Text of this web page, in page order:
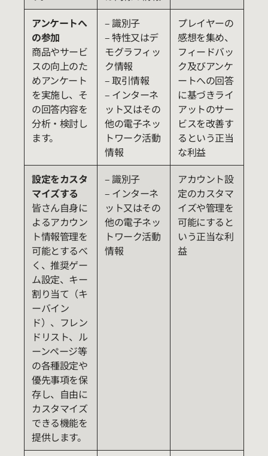
アンケートへ
の参加
商品やサービ
スの向上のた
めアンケート
を実施し、そ
の回答内容を
分析・検討し
ます。
– 識別子
– 特性又はデ
モグラフィッ
ク情報
– 取引情報
– インターネ
ット又はその
他の電子ネッ
トワーク活動
情報
プレイヤーの
感想を集め、
フィードバッ
ク及びアンケ
ートへの回答
に基づきライ
アットのサー
ビスを改善す
るという正当
な利益
設定をカスタ
マイズする
皆さん自身に
よるアカウン
ト情報管理を
可能とするべ
く、推奨ゲー
ム設定、キー
割り当て（キ
ーバイン
ド）、フレン
ドリスト、ル
ーンページ等
の各種設定や
優先事項を保
存し、自由に
カスタマイズ
できる機能を
提供します。
– 識別子
– インターネ
ット又はその
他の電子ネッ
トワーク活動
情報
アカウント設
定のカスタマ
イズや管理を
可能にすると
いう正当な利
益